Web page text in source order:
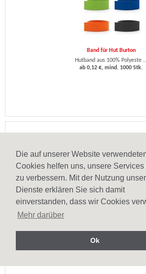
Die auf unserer Website
Cookies helfen uns, unsere Services
zu verbessern. Mit der Nutzung
Dienste erklären Sie sich damit
einverstanden, dass wir Cookies
Mehr darüber
Ok
Band für Hut Burton
Hutband aus 100% Polyeste
ab 0,12 €, mind. 1000 Stk.